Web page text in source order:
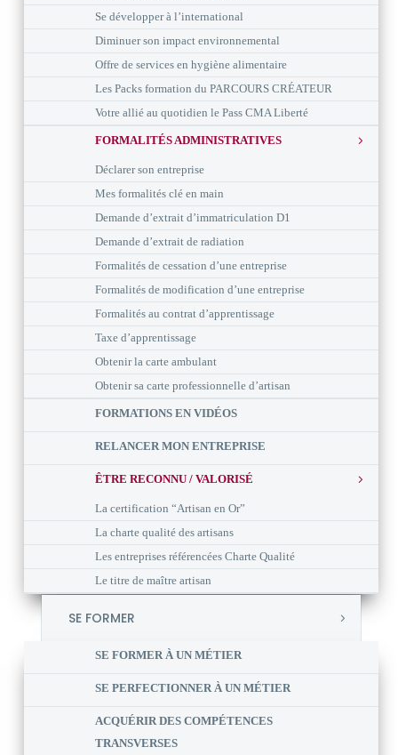
Se développer à l’international
Diminuer son impact environnemental
Offre de services en hygiène alimentaire
Les Packs formation du PARCOURS CRÉATEUR
Votre allié au quotidien le Pass CMA Liberté
FORMALITÉS ADMINISTRATIVES
Déclarer son entreprise
Mes formalités clé en main
Demande d’extrait d’immatriculation D1
Demande d’extrait de radiation
Formalités de cessation d’une entreprise
Formalités de modification d’une entreprise
Formalités au contrat d’apprentissage
Taxe d’apprentissage
Obtenir la carte ambulant
Obtenir sa carte professionnelle d’artisan
FORMATIONS EN VIDÉOS
RELANCER MON ENTREPRISE
ÊTRE RECONNU / VALORISÉ
La certification “Artisan en Or”
La charte qualité des artisans
Les entreprises référencées Charte Qualité
Le titre de maître artisan
SE FORMER
SE FORMER À UN MÉTIER
SE PERFECTIONNER À UN MÉTIER
ACQUÉRIR DES COMPÉTENCES
TRANSVERSES